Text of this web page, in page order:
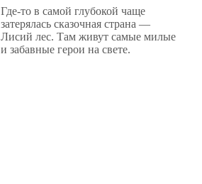
Где-то в самой глубокой чаще
затерялась сказочная страна —
Лисий лес. Там живут самые милые
и забавные герои на свете.